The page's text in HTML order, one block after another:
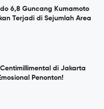
6,8 Guncang Kumamoto
Terjadi di Sejumlah Area
Centimillimental di Jakarta
Penonton!